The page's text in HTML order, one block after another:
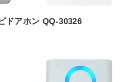
アホン QQ-30326